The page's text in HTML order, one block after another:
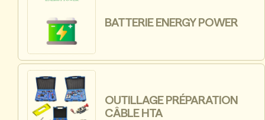
BATTERIE ENERGY POWER
OUTILLAGE PRÉPARATION
CÂBLE HTA